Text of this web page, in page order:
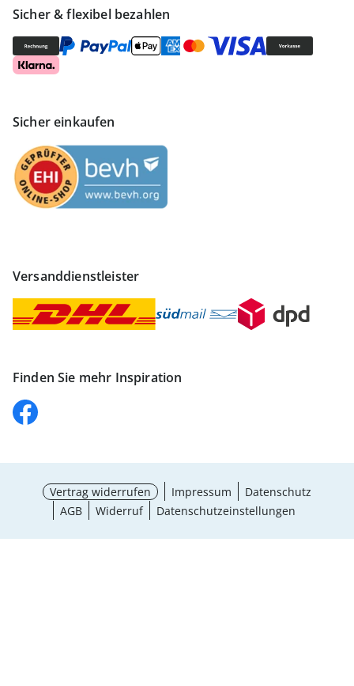
Sicher & flexibel bezahlen
Sicher einkaufen
Versanddienstleister
Finden Sie mehr Inspiration
Vertrag widerrufen Impressum
Datenschutz
AGB
Widerruf Datenschutzeinstellungen